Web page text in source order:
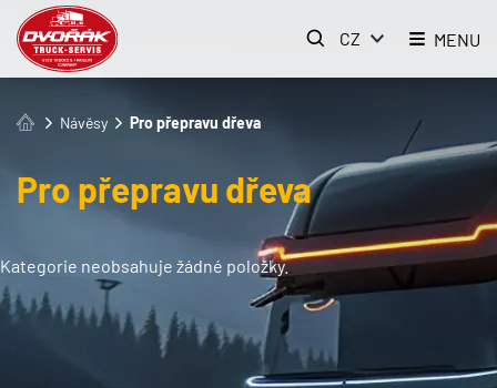
MENU
CZ
Návěsy Pro přepravu dřeva
Pro přepravu dřeva
Kategorie neobsahuje žádné položky.